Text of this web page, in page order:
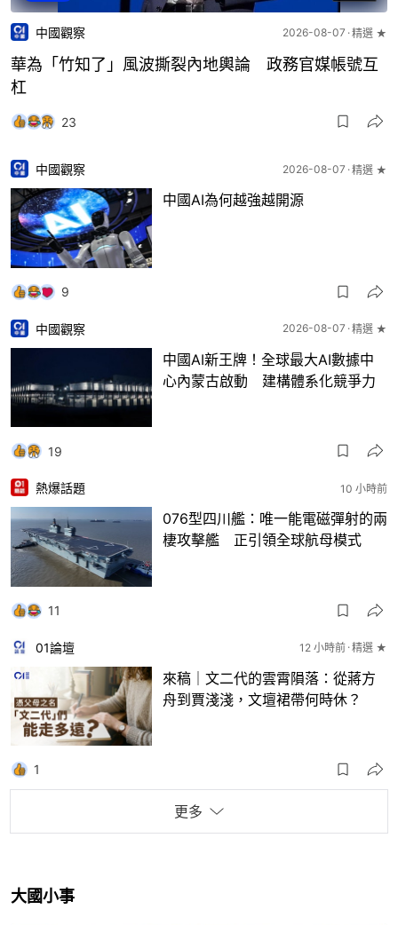
中國觀察 2026-08-07 精選 ★
華為「竹知了」風波撕裂內地輿論 政務官媒帳號互
杠
23
中國觀察 2026-08-07 精選 ★
中國AI為何越強越開源
9
中國觀察 2026-08-07 精選 ★
中國AI新王牌！全球最大AI數據中
心內蒙古啟動 建構體系化競爭力
19
熱爆話題 10 小時前
076型四川艦：唯一能電磁彈射的兩
棲攻擊艦 正引領全球航母模式
11
01論壇 12 小時前 精選 ★
來稿｜文二代的雲霄隕落：從蔣方
舟到賈淺淺，文壇裙帶何時休？
1
更多
大國小事